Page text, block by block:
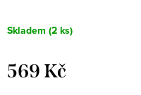
Skladem (2 ks)
569 Kč